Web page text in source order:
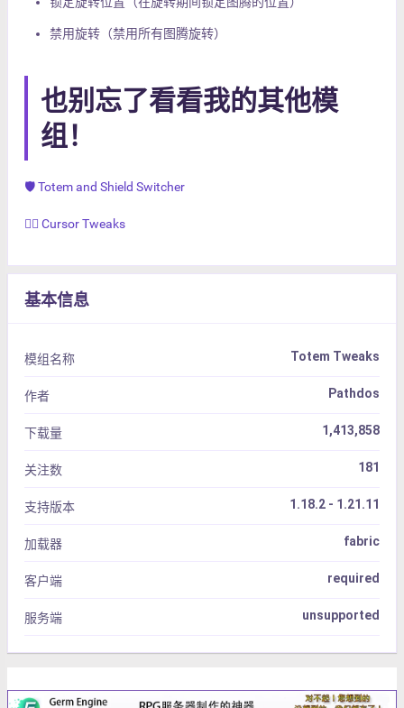
禁用旋转（禁用所有图腾旋转）
也别忘了看看我的其他模
组！
🛡️ Totem and Shield Switcher
👆🏻 Cursor Tweaks
基本信息
模组名称 Totem Tweaks
作者 Pathdos
下载量 1,413,858
关注数 181
支持版本 1.18.2 - 1.21.11
加载器 fabric
客户端 required
服务端 unsupported